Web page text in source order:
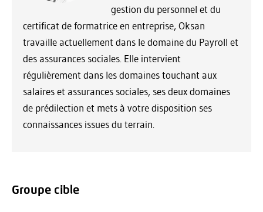
gestion du personnel et du
certificat de formatrice en entreprise, Oksan
travaille actuellement dans le domaine du Payroll et
des assurances sociales. Elle intervient
régulièrement dans les domaines touchant aux
salaires et assurances sociales, ses deux domaines
de prédilection et mets à votre disposition ses
connaissances issues du terrain.
Groupe cible